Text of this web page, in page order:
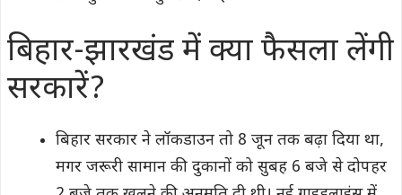
बिहार-झारखंड में क्‍या फैसला लेंगी
सरकारें?
बिहार सरकार ने लॉकडाउन तो 8 जून तक बढ़ा दिया था,
मगर जरूरी सामान की दुकानों को सुबह 6 बजे से दोपहर